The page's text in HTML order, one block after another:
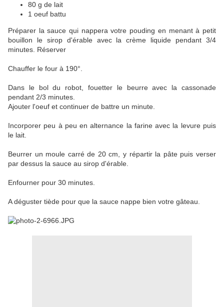
80 g de lait
1 oeuf battu
Préparer la sauce qui nappera votre pouding en menant à petit
bouillon le sirop d'érable avec la crème liquide pendant 3/4
minutes. Réserver
Chauffer le four à 190°.
Dans le bol du robot, fouetter le beurre avec la cassonade
pendant 2/3 minutes.
Ajouter l'oeuf et continuer de battre un minute.
Incorporer peu à peu en alternance la farine avec la levure puis
le lait.
Beurrer un moule carré de 20 cm, y répartir la pâte puis verser
par dessus la sauce au sirop d'érable.
Enfourner pour 30 minutes.
A déguster tiède pour que la sauce nappe bien votre gâteau.